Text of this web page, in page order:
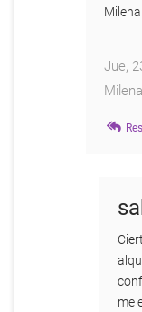
Milena
Jue,
me